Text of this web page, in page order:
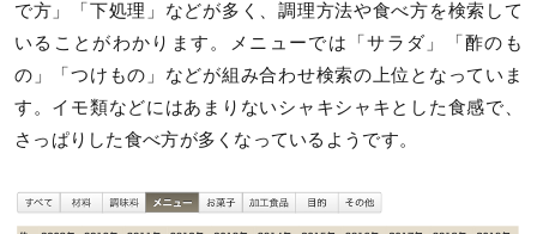
で方」「下処理」などが多く、調理方法や食べ方を検索して
いることがわかります。メニューでは「サラダ」「酢のも
の」「つけもの」などが組み合わせ検索の上位となっていま
す。イモ類などにはあまりないシャキシャキとした食感で、
さっぱりした食べ方が多くなっているようです。